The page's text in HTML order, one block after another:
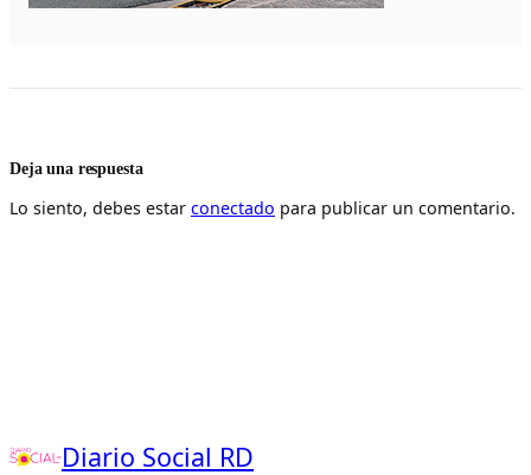
Deja una respuesta
Lo siento, debes estar conectado para publicar un comentario.
Diario Social RD